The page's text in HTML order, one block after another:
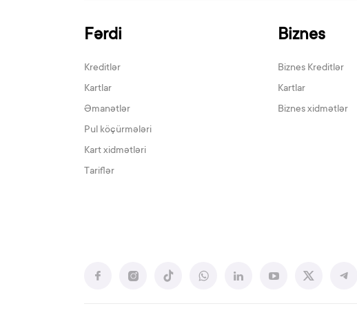
Fərdi
Kreditlər
Kartlar
Əmanətlər
Pul köçürmələri
Kart xidmətləri
Tariflər
Biznes
Biznes Kreditlər
Kartlar
Biznes xidmətlər